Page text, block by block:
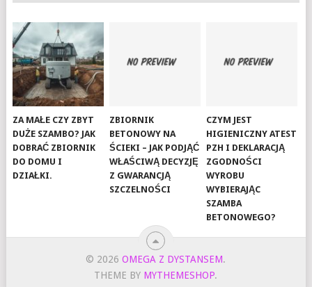
ZA MAŁE CZY ZBYT
DUŻE SZAMBO? JAK
DOBRAĆ ZBIORNIK
DO DOMU I
DZIAŁKI.
ZBIORNIK
BETONOWY NA
ŚCIEKI – JAK PODJĄĆ
WŁAŚCIWĄ DECYZJĘ
Z GWARANCJĄ
SZCZELNOŚCI
CZYM JEST
HIGIENICZNY ATEST
PZH I DEKLARACJĄ
ZGODNOŚCI
WYROBU
WYBIERAJĄC
SZAMBA
BETONOWEGO?
© 2026OMEGA Z DYSTANSEM.
THEME BY MYTHEMESHOP.